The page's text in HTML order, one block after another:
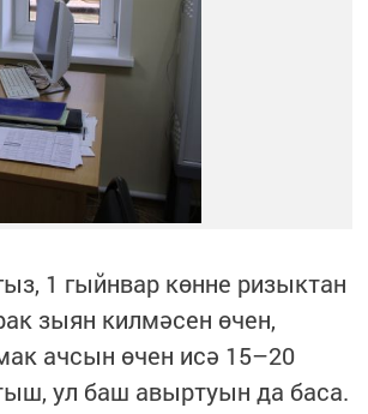
1 гыйнвар көнне ризыктан
зыян килмәсен өчен,
ачсын өчен исә 15–20
ул баш авыртуын да баса.